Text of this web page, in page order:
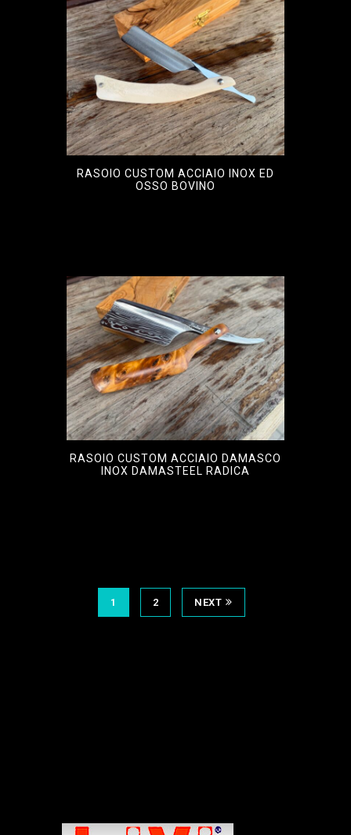
RASOIO CUSTOM ACCIAIO INOX ED
OSSO BOVINO
RASOIO CUSTOM ACCIAIO DAMASCO
INOX DAMASTEEL RADICA
1 2 NEXT